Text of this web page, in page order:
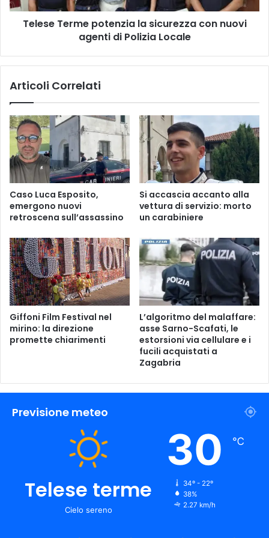
di
PoliziaTelese Terme potenzia la sicurezza con nuovi
agenti di Polizia Locale
Articoli Correlati
Caso Luca Esposito,
emergono nuovi
retroscena sull’assassino
Si accascia accanto alla
vettura di servizio: morto
un carabiniere
Giffoni Film Festival nel
mirino: la direzione
promette chiarimenti
L’algoritmo del malaffare:
asse Sarno-Scafati, le
estorsioni via cellulare e i
fucili acquistati a
Zagabria
Previsione meteo
Telese terme
Cielo sereno
30 ℃
34º - 22º
38%
2.27 km/h